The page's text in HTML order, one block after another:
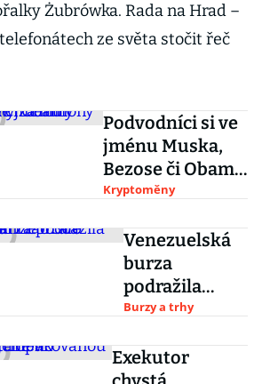
Żubrówka. Rada na Hrad –
ze světa stočit řeč
Podvodníci si ve
jménu Muska,
Bezose či Obamy
přišli na bitcoiny
Kryptoměny
Venezuelská
burza
podražila
během
300 procent.
Burziáni tam
Burzy a trhy
Exekutor